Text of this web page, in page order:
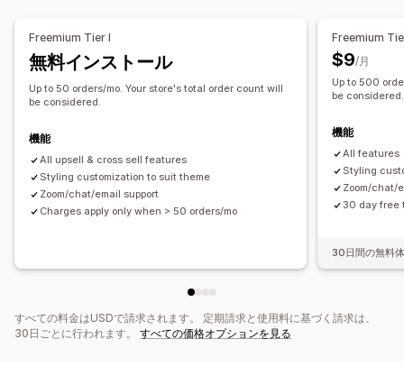
商品アドオン
おすすめ商品
バンドル
AIによるおすすめ
定期購入のアップグレード
分析
おすすめ情報のパフォーマンス
無料配送
一括価格設定
Freemium Tier I
無料インストール
Up to 50 orders/mo. Your store's total order count will
be considered.
機能
All upsell & cross sell features
Styling customization to suit theme
Zoom/chat/email support
Charges apply only when > 50 orders/mo
Freemium
$9/月
Up to 500
be considered.
機能
All features
Styling
Zoom/chat/
30 day free
30日間の無料
すべての料金はUSDで請求されます。 定期請求と使用料に基づく請求は、
30日ごとに行われます。 すべての価格オプションを見る